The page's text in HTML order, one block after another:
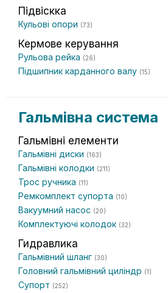
Підвіскка
Кульові опори (73)
Кермове керування
Рульова рейка (26)
Підшипник карданного валу (15)
Гальмівна система
Гальмівні елементи
Гальмівні диски (163)
Гальмівні колодки (211)
Трос ручника (11)
Ремкомплект супорта (10)
Вакуумний насос (20)
Комплектуючі колодок (32)
Гидравлика
Гальмівний шланг (30)
Головний гальмівний циліндр (1)
Супорт (252)